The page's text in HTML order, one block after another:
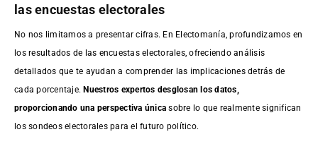
las encuestas electorales
No nos limitamos a presentar cifras. En Electomanía, profundizamos en
los resultados de las encuestas electorales, ofreciendo análisis
detallados que te ayudan a comprender las implicaciones detrás de
cada porcentaje.Nuestros expertos desglosan los datos,
proporcionando una perspectiva única sobre lo que realmente significan
los sondeos electorales para el futuro político.